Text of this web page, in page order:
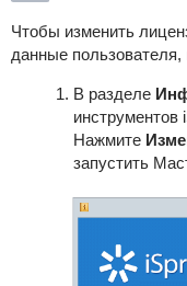
Чтобы изменить
данные
В разделе
инструментов
Нажмите
запустить